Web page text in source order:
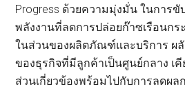
Progress ด้วยความมุ่งมั่น ในการขั
พลังงานที่ลดการปล่อยก๊าซเรือนกร
ในส่วนของผลิตภัณฑ์และบริการ ผลั
ของธุรกิจที่มีลูกค้าเป็นศูนย์กลาง เ
ส่วนเกี่ยวข้องพร้อมไปกับการลดผ